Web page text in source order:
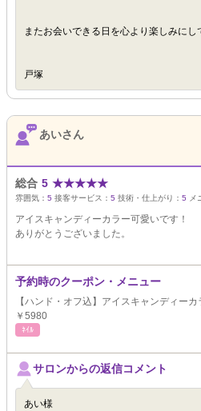
またお会いできる日を心より楽しみにし
戸塚
あいさん
総合 5 ★★★★★
雰囲気： 5 接客サービス： 5 技術・仕上がり： 5 メ
アイスキャンディーカラー可愛いです！
ありがとうございました。
予約時のクーポン・メニュー
【ハンド・オフ込】アイスキャンディー
￥5980
ﾈｲﾙ
サロンからの返信コメント
あい様